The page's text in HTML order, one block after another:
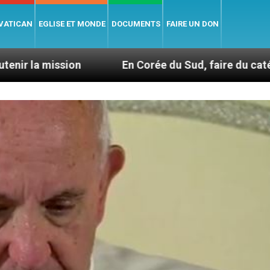
EGLISE ET MONDE DOCUMENTS FAIRE UN DON
En Corée du Sud, faire du catéchisme